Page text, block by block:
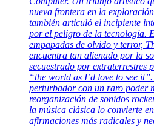
nueva frontera en la
también articuló el incipiente
por el peligro de la tecnología.
empapadas de olvido y terror,
encuentra tan alienado por la
secuestrado por extraterrestres
“the world as I’d love to see
perturbador con un raro poder
reorganización de sonidos
la música clásica lo convierte
afirmaciones más radicales y